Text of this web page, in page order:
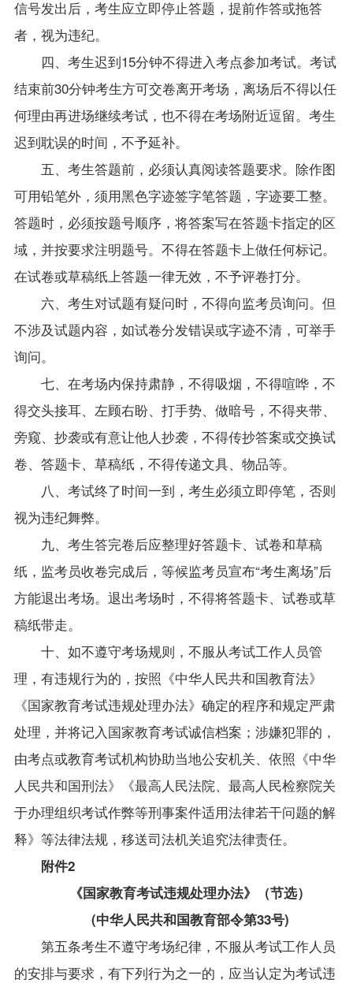
信号发出后，考生应立即停止答题，提前作答或拖答
者，视为违纪。
四、考生迟到15分钟不得进入考点参加考试。考试
结束前30分钟考生方可交卷离开考场，离场后不得以任
何理由再进场继续考试，也不得在考场附近逗留。考生
迟到耽误的时间，不予延补。
五、考生答题前，必须认真阅读答题要求。除作图
可用铅笔外，须用黑色字迹签字笔答题，字迹要工整。
答题时，必须按题号顺序，将答案写在答题卡指定的区
域，并按要求注明题号。不得在答题卡上做任何标记。
在试卷或草稿纸上答题一律无效，不予评卷打分。
六、考生对试题有疑问时，不得向监考员询问。但
不涉及试题内容，如试卷分发错误或字迹不清，可举手
询问。
七、在考场内保持肃静，不得吸烟，不得喧哗，不
得交头接耳、左顾右盼、打手势、做暗号，不得夹带、
旁窥、抄袭或有意让他人抄袭，不得传抄答案或交换试
卷、答题卡、草稿纸，不得传递文具、物品等。
八、考试终了时间一到，考生必须立即停笔，否则
视为违纪舞弊。
九、考生答完卷后应整理好答题卡、试卷和草稿
纸，监考员收卷完成后，等候监考员宣布“考生离场”后
方能退出考场。退出考场时，不得将答题卡、试卷或草
稿纸带走。
十、如不遵守考场规则，不服从考试工作人员管
理，有违规行为的，按照《中华人民共和国教育法》
《国家教育考试违规处理办法》确定的程序和规定严肃
处理，并将记入国家教育考试诚信档案；涉嫌犯罪的，
由考点或教育考试机构协助当地公安机关、依照《中华
人民共和国刑法》《最高人民法院、最高人民检察院关
于办理组织考试作弊等刑事案件适用法律若干问题的解
释》等法律法规，移送司法机关追究法律责任。
附件2
《国家教育考试违规处理办法》（节选）
(中华人民共和国教育部令第33号)
第五条考生不遵守考场纪律，不服从考试工作人员
的安排与要求，有下列行为之一的，应当认定为考试违